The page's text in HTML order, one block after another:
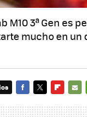
M10 3ª Gen es
mucho en un
MAIL